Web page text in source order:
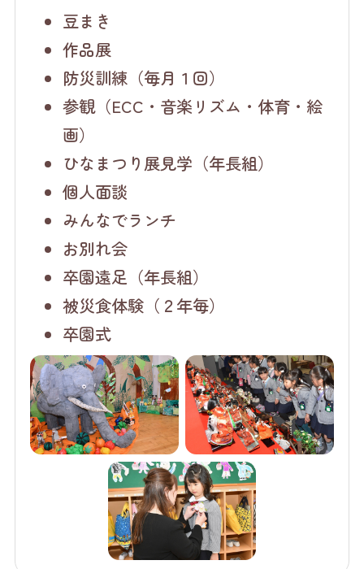
豆まき
作品展
防災訓練（毎月１回）
参観（ECC・音楽リズム・体育・絵
画）
ひなまつり展見学（年長組）
個人面談
みんなでランチ
お別れ会
卒園遠足（年長組）
被災食体験（２年毎）
卒園式